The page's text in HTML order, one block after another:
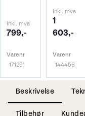
inkl. mva
799,-
Varenr
171291
inkl. mva
1
603,-
Varenr
144456
Beskrivelse
Tilbehør